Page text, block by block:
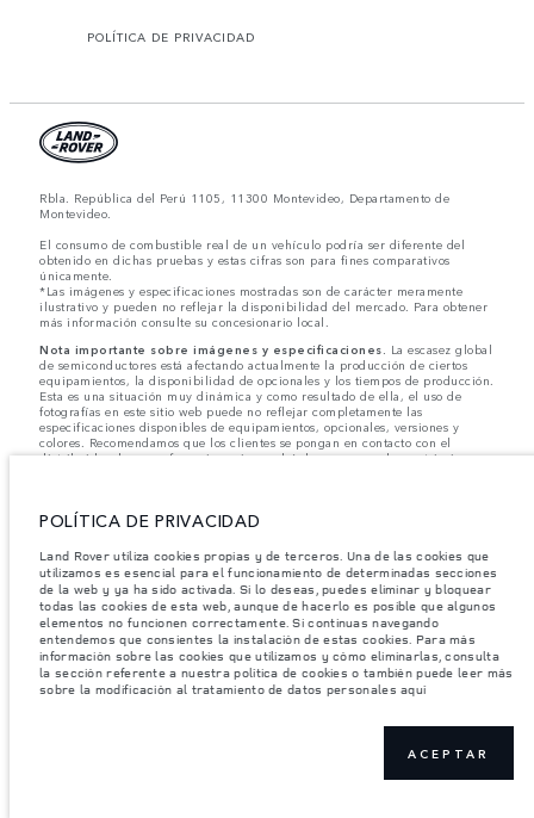
POLÍTICA DE PRIVACIDAD
Rbla. República del Perú 1105, 11300 Montevideo, Departamento de
Montevideo.
El consumo de combustible real de un vehículo podría ser diferente del
obtenido en dichas pruebas y estas cifras son para fines comparativos
únicamente.
*Las imágenes y especificaciones mostradas son de carácter meramente
ilustrativo y pueden no reflejar la disponibilidad del mercado. Para obtener
más información consulte su concesionario local.
Nota importante sobre imágenes y especificaciones. La escasez global
de semiconductores está afectando actualmente la producción de ciertos
equipamientos, la disponibilidad de opcionales y los tiempos de producción.
Esta es una situación muy dinámica y como resultado de ella, el uso de
fotografías en este sitio web puede no reflejar completamente las
especificaciones disponibles de equipamientos, opcionales, versiones y
colores. Recomendamos que los clientes se pongan en contacto con el
distribuidor de su preferencia, quien podrá dar a conocer las restricciones
Jaguar Land Rover Limited busca constantemente nuevas formas de mejorar
accesorios, por lo que se producen modificaciones de forma continua y sin
previo aviso. Según el modelo, algunas funciones serán opcionales o
vendrán incluidas de serie. La información, las especificaciones, los motores
y los colores que aparecen en esta página web se basan en las
especificaciones europeas. Estos pueden variar en función del mercado y
pueden ser modificados sin previo aviso. Algunos vehículos se muestran con
equipamiento opcional y accesorios originales que pueden no estar
disponibles en todos los mercados. Ponte en contacto con tu concesionario
local para consultar disponibilidad y precios.
Asegúrese de que el Peso Bruto del Vehículo y las Cargas Máximas por Eje no se
POLÍTICA DE PRIVACIDAD
Land Rover utiliza cookies propias y de terceros. Una de las cookies que
utilizamos es esencial para el funcionamiento de determinadas secciones
de la web y ya ha sido activada. Si lo deseas, puedes eliminar y bloquear
todas las cookies de esta web, aunque de hacerlo es posible que algunos
elementos no funcionen correctamente. Si continuas navegando
entendemos que consientes la instalación de estas cookies. Para más
información sobre las cookies que utilizamos y cómo eliminarlas, consulta
la sección referente a nuestra política de cookies o también puede leer más
sobre la modificación al tratamiento de datos personales aquí
ACEPTAR